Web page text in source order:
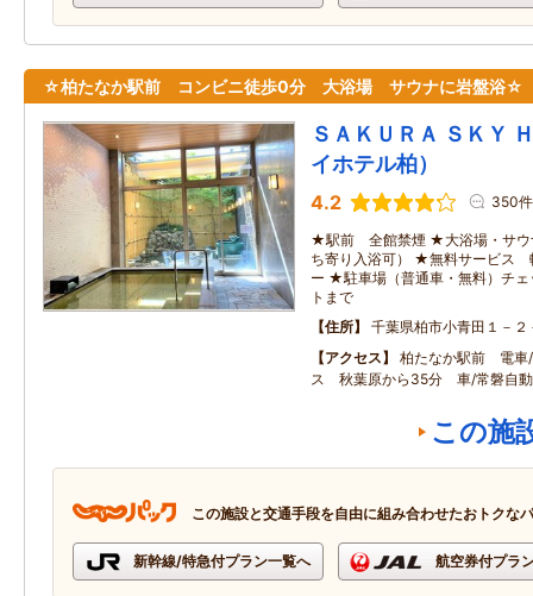
☆柏たなか駅前 コンビニ徒歩0分 大浴場 サウナに岩盤浴☆
ＳＡＫＵＲＡ ＳＫＹ
イホテル柏）
4.2 350件
★駅前 全館禁煙 ★大浴場・サウ
ち寄り入浴可） ★無料サービス
ー ★駐車場（普通車・無料）チ
トまで
住所
千葉県柏市小青田１－２
アクセス
柏たなか駅前 電車
ス 秋葉原から35分 車/常磐自
この施
この施設と交通手段を自由に組み合わせたおトクな
新幹線/特急付プラン一覧へ 航空券付プラ